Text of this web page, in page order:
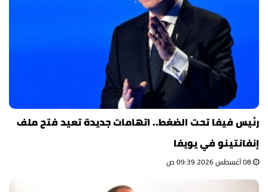
رئيس فيفا تحت الضغط.. اتهامات جديدة تعيد فتح ملف
إنفانتينو في يويفا